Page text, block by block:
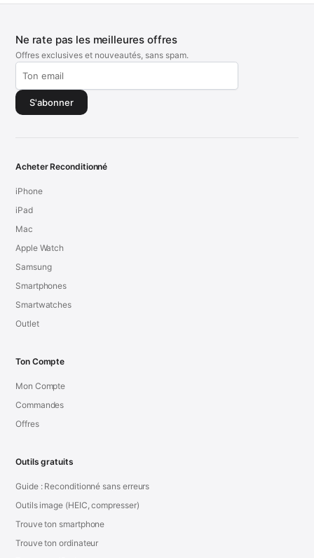
Ne rate pas les meilleures offres
Offres exclusives et nouveautés, sans spam.
S'abonner
Acheter Reconditionné
iPhone
iPad
Mac
Apple Watch
Samsung
Smartphones
Smartwatches
Outlet
Ton Compte
Mon Compte
Commandes
Offres
Outils gratuits
Guide : Reconditionné sans erreurs
Outils image (HEIC, compresser)
Trouve ton smartphone
Trouve ton ordinateur